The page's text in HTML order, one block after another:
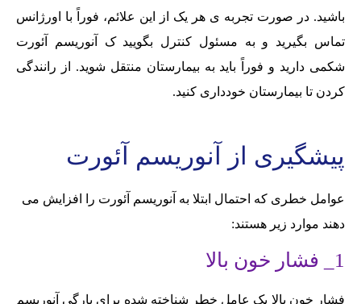
باشید. در صورت تجربه ی هر یک از این علائم، فوراً با اورژانس
تماس بگیرید و به مسئول کنترل بگویید ک آنوریسم آئورت
شکمی دارید و فوراً باید به بیمارستان منتقل شوید. از رانندگی
کردن تا بیمارستان خودداری کنید.
پیشگیری از آنوریسم آئورت
عوامل خطری که احتمال ابتلا به آنوریسم آئورت را افزایش می
دهند موارد زیر هستند:
1_ فشار خون بالا
فشار خون بالا یک عامل خطر شناخته شده برای پارگی آنوریسم